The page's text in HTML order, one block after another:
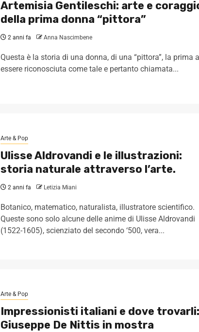
Artemisia Gentileschi: arte e
della prima donna “pittora”
2 anni fa Anna Nascimbene
Questa è la storia di una donna, di una “pittora”, la prima a
essere riconosciuta come tale e pertanto chiamata...
Arte & Pop
Ulisse Aldrovandi e le illustrazioni:
storia naturale attraverso l’arte.
2 anni fa Letizia Miani
Botanico, matematico, naturalista, illustratore scientifico.
Queste sono solo alcune delle anime di Ulisse Aldrovandi
(1522-1605), scienziato del secondo ‘500, vera...
Arte & Pop
Impressionisti italiani e dove trovarli:
Giuseppe De Nittis in mostra